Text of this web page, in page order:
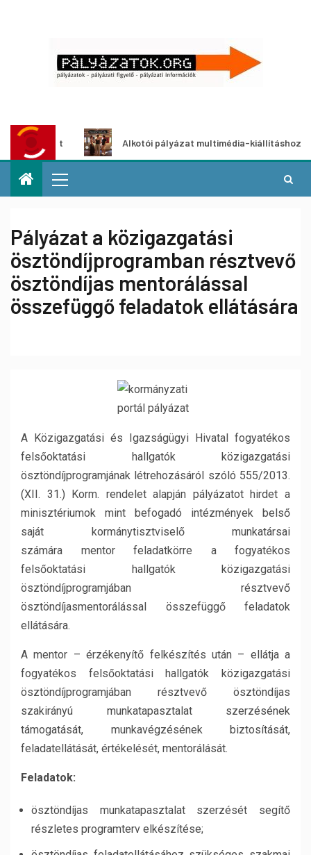
Alkotói pályázat multimédia-kiállításhoz
Pályázat a közigazgatási
ösztöndíjprogramban résztvevő
ösztöndíjas mentorálással
összefüggő feladatok ellátására
A Közigazgatási és Igazságügyi Hivatal fogyatékos
felsőoktatási hallgatók közigazgatási
ösztöndíjprogramjának létrehozásáról szóló 555/2013.
(XII. 31.) Korm. rendelet alapján pályázatot hirdet a
minisztériumok mint befogadó intézmények belső
saját kormánytisztviselő munkatársai
számára mentor feladatkörre a fogyatékos
felsőoktatási hallgatók közigazgatási
ösztöndíjprogramjában résztvevő
ösztöndíjasmentorálással összefüggő feladatok
ellátására.
A mentor – érzékenyítő felkészítés után – ellátja a
fogyatékos felsőoktatási hallgatók közigazgatási
ösztöndíjprogramjában résztvevő ösztöndíjas
szakirányú munkatapasztalat szerzésének
támogatását, munkavégzésének biztosítását,
feladatellátását, értékelését, mentorálását.
Feladatok:
ösztöndíjas munkatapasztalat szerzését segítő
részletes programterv elkészítése;